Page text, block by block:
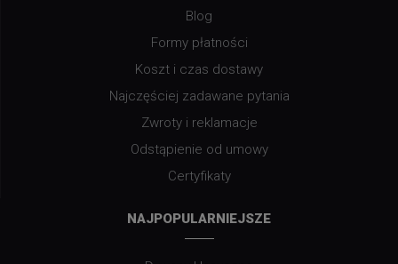
Blog
Formy płatności
Koszt i czas dostawy
Najczęściej zadawane pytania
Zwroty i reklamacje
Odstąpienie od umowy
Certyfikaty
NAJPOPULARNIEJSZE